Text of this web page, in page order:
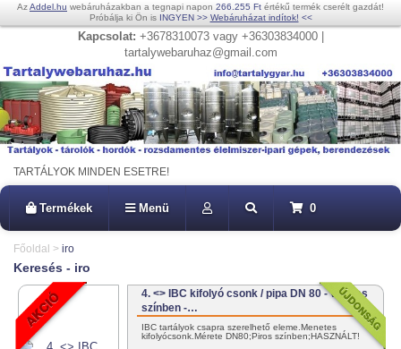
AzAddel.hu webáruházakban a tegnapi napon 266.255 Ft értékű termék cserélt gazdát!
Próbálja ki Ön is INGYEN >> Webáruházat indítok! <<
Kapcsolat: +3678310073 vagy +36303834000 |
tartalywebaruhaz@gmail.com
TARTÁLYOK MINDEN ESETRE!
Termékek Menü 0
Főoldal > iro
Keresés - iro
4. <> IBC kifolyó csonk / pipa DN 80 - vegyes
színben -…
IBC tartályok csapra szerelhető eleme.Menetes
kifolyócsonk.Mérete DN80;Piros színben;HASZNÁLT!